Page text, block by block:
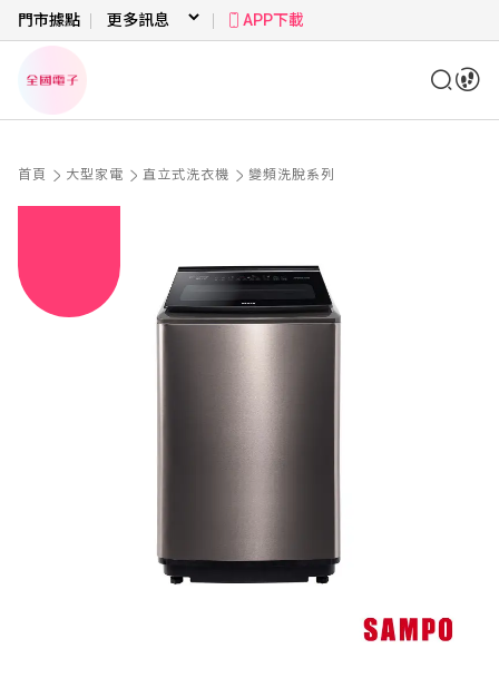
門市據點 APP下載
首頁 大型家電 直立式洗衣機 變頻洗脫系列